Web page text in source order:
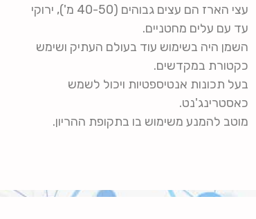
עצי הארז הם עצים גבוהים (40-50 מ'), ירוקי
עד עם עלים מחטניים.
השמן היה בשימוש עוד בעולם העתיק ושימש
כקטורת במקדשים.
בעל תכונות אנטיספטיות ויכול לשמש
כאסטרינג'נט.
מוטב להמנע משימוש בו בתקופת ההריון.